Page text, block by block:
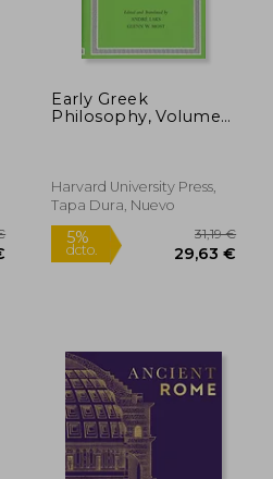
dcto.
Early Greek
Philosophy, Volume
Harvard University Press,
Tapa Dura, Nuevo